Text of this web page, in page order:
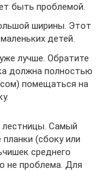
быть проблемой.
ширины. Этот
детей.
лучше. Обратите
должна полностью
помещаться на
Самый
(сбоку или
среднего
не проблема. Для